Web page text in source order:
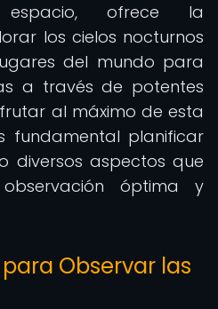
ofrece la
los cielos nocturnos
del mundo para
a través de potentes
al máximo de esta
fundamental planificar
diversos aspectos que
óptima y
Observar las